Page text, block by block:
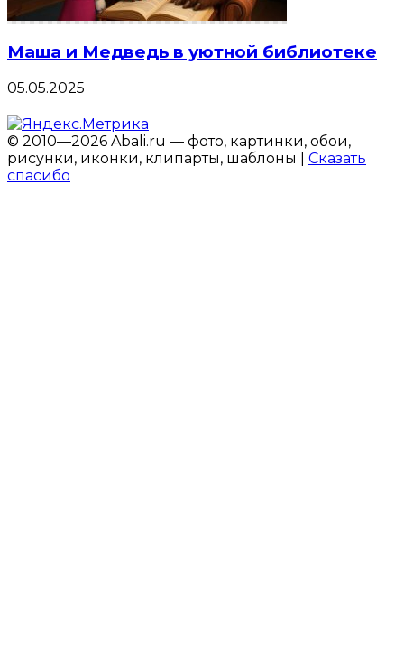
Маша и Медведь в уютной библиотеке
05.05.2025
© 2010—2026 Abali.ru — фото, картинки, обои,
рисунки, иконки, клипарты, шаблоны | Сказать
спасибо